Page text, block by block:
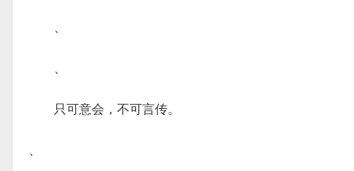
、
、
只可意会，不可言传。
、